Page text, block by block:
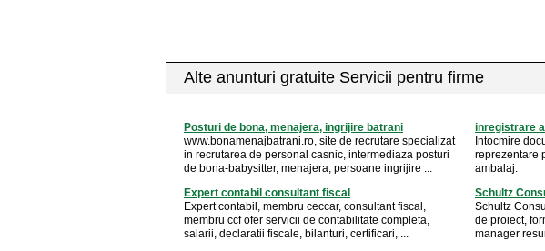
Alte anunturi gratuite Servicii pentru firme
Posturi de bona, menajera, ingrijire batrani
www.bonamenajbatrani.ro, site de recrutare specializat
in recrutarea de personal casnic, intermediaza posturi
de bona-babysitter, menajera, persoane ingrijire ...
inregistrare
Intocmire
reprezentare
ambalaj.
Expert contabil consultant fiscal
Expert contabil, membru ceccar, consultant fiscal,
membru ccf ofer servicii de contabilitate completa,
salarii, declaratii fiscale, bilanturi, certificari, ...
Schultz
Schultz
de proiect,
manager